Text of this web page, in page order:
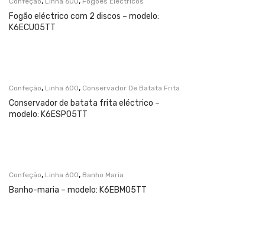
Fogão eléctrico com 2 discos – modelo:
K6ECU05TT
Confeção, Linha 600, Conservador De Batata Frita
Conservador de batata frita eléctrico –
modelo: K6ESP05TT
Confeção, Linha 600, Banho Maria
Banho-maria – modelo: K6EBM05TT